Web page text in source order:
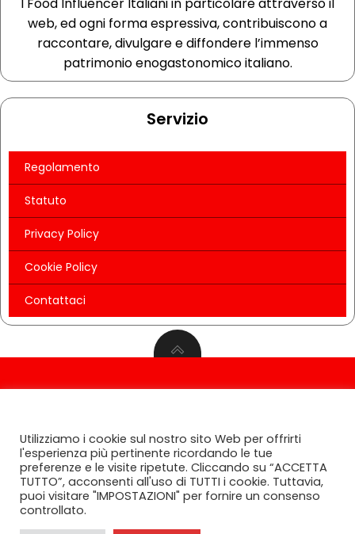
web, ed ogni forma espressiva, contribuiscono a
raccontare, divulgare e diffondere l’immenso
patrimonio enogastonomico italiano.
Servizio
Regolamento
Statuto
Privacy Policy
Cookie Policy
Contattaci
2024
Utilizziamo i cookie sul nostro sito Web per offrirti
l'esperienza più pertinente ricordando le tue
preferenze e le visite ripetute. Cliccando su “ACCETTA
TUTTO”, acconsenti all'uso di TUTTI i cookie. Tuttavia,
puoi visitare "IMPOSTAZIONI" per fornire un consenso
controllato.